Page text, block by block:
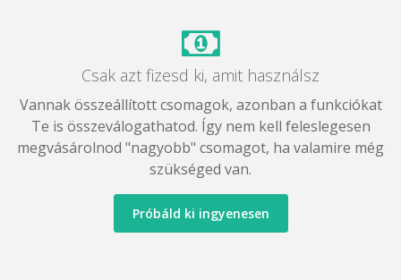
Csak azt fizesd ki, amit használsz
Vannak összeállított csomagok, azonban a funkciókat
Te is összeválogathatod. Így nem kell feleslegesen
megvásárolnod "nagyobb" csomagot, ha valamire még
szükséged van.
Próbáld ki ingyenesen